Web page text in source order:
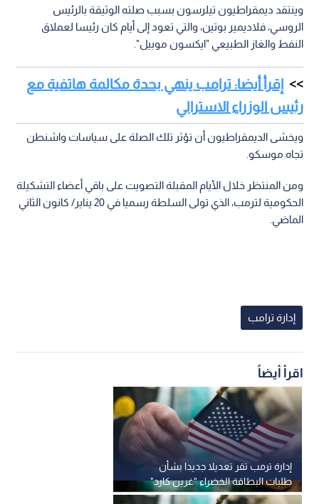
وينتقد ديمقراطيون تيلرسون بسبب صلته الوثيقة بالرئيس
الروسي، فلاديمير بوتين، والتي تعود إلى أيام كان رئيسا لعملاق
النفط والغاز الطبيعي "ايكسون موبيل".
إقرأ أيضا: ترامب ينهي بحدة مكالمة هاتفية مع
رئيس الوزراء الاسترالي
ويخشى الديمقراطيون أن تؤثر تلك الصلة على سياسات واشنطن
تجاه موسكو.
ومن المنتظر خلال الأيام المقبلة التصويت على باقي أعضاء التشكيلة
الحكومية لترمب، الذي تولى السلطة رسميا في 20 يناير/ كانون الثاني
الماضي.
إدارة ترامب
اقرأ أيضاً
إدارة ترمب تقر تعديلا جديدا بشأن
طلبات البطاقة الخضراء "غرين كارد"